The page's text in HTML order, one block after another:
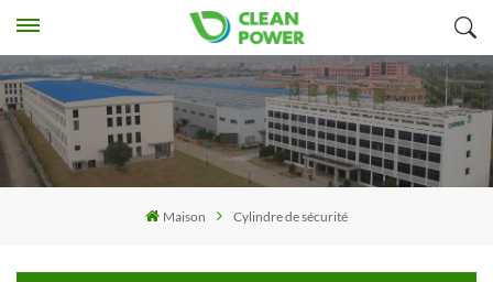
Maison Cylindre de sécurité